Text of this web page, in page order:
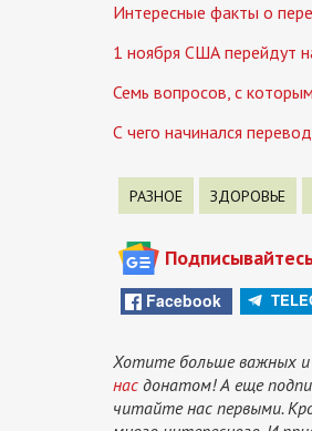
Интересные факты о
1 ноября США перейдут
Семь вопросов, с
С чего начинался
РАЗНОЕ ЗДОРОВЬЕ
Facebook
Хотите больше важных и
нас донатом! А еще
читайте нас первыми.